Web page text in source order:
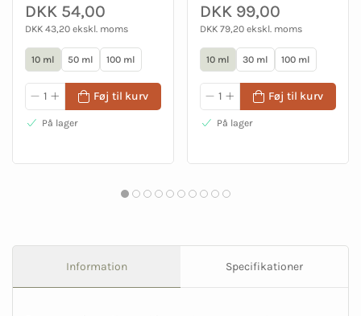
DKK 54,00
DKK 43,20 ekskl. moms
10 ml 50 ml 100 ml
Føj til kurv
På lager
DKK 99,00
DKK 79,20 ekskl. moms
10 ml 30 ml 100 ml
Føj til kurv
På lager
Information Specifikationer